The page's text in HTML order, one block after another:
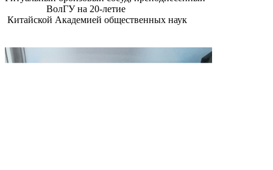
ВолГУ на 20-летие
Китайской Академией общественных наук